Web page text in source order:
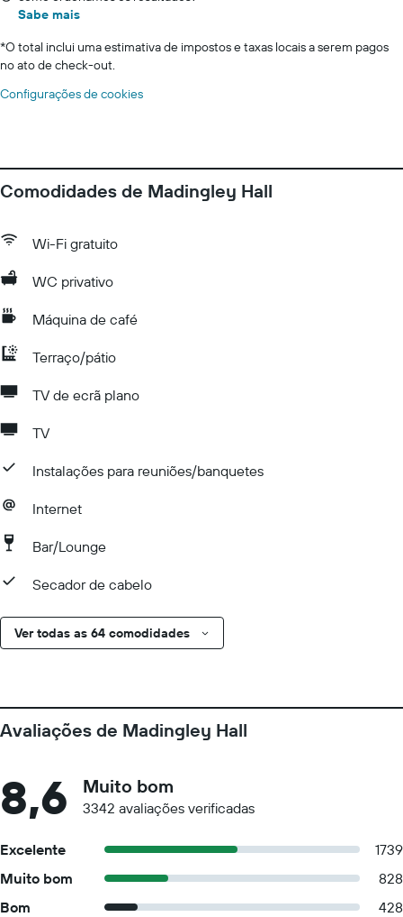
Sabe mais
*O total inclui uma estimativa de impostos e taxas locais a serem pagos
no ato de check-out.
Configurações de cookies
Comodidades de Madingley Hall
Wi-Fi gratuito
WC privativo
Máquina de café
Terraço/pátio
TV de ecrã plano
TV
Instalações para reuniões/banquetes
Internet
Bar/Lounge
Secador de cabelo
Ver todas as 64 comodidades
Avaliações de Madingley Hall
8,6 Muito bom
3342 avaliações verificadas
Excelente
1739
Muito bom
828
Bom
428